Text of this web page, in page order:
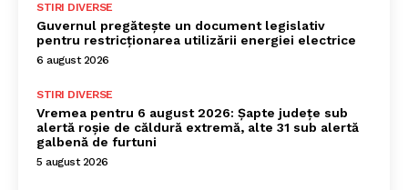
STIRI DIVERSE
Guvernul pregătește un document legislativ
pentru restricționarea utilizării energiei electrice
6 august 2026
STIRI DIVERSE
Vremea pentru 6 august 2026: Șapte județe sub
alertă roșie de căldură extremă, alte 31 sub alertă
galbenă de furtuni
5 august 2026